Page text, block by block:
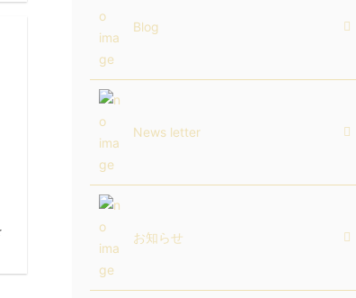
Blog
News letter
お知らせ